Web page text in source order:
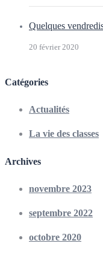
Quelques
20 février 2020
Catégories
Actualités
La vie des classes
Archives
novembre 2023
septembre 2022
octobre 2020